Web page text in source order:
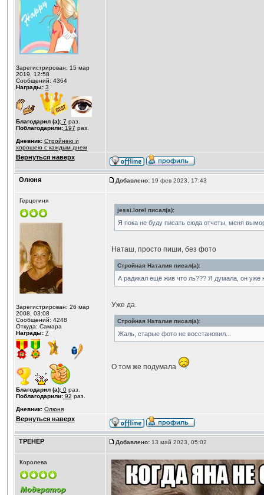
Зарегистрирован: 15 мар
2019, 12:58
Сообщений: 4364
Награды: 3
Благодарил (а):7 раз.
Поблагодарили:197 раз.
Дневник: Стройнею и
хорошею с каждым днем
Вернуться наверх
Олюня Добавлено:19 фев 2023, 17:43
Герцогиня
Зарегистрирован: 26 мар
2008, 03:08
Сообщений: 4248
Откуда: Самара
Награды: 7
Благодарил (а):0раз.
Поблагодарили:92 раз.
Дневник: Олюня
jessi.lorel писал(а):
Я пока не буду писать сюда отчеты, меня
Наташ, просто пиши, без фото
Стройная Наталия писал(а):
А радикал ещё жив что ль??? Я думала, он уже
Уже да.
Стройная Наталия писал(а):
Жаль, старые фото не восстановил...
О том же подумала
Вернуться наверх
ТРЕНЕР Добавлено:13 май 2023, 05:02
Королева